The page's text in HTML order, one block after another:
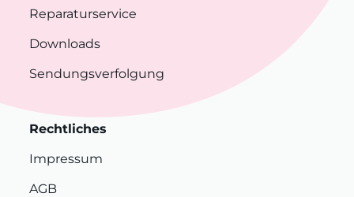
Reparaturservice
Downloads
Sendungsverfolgung
Rechtliches
Impressum
AGB